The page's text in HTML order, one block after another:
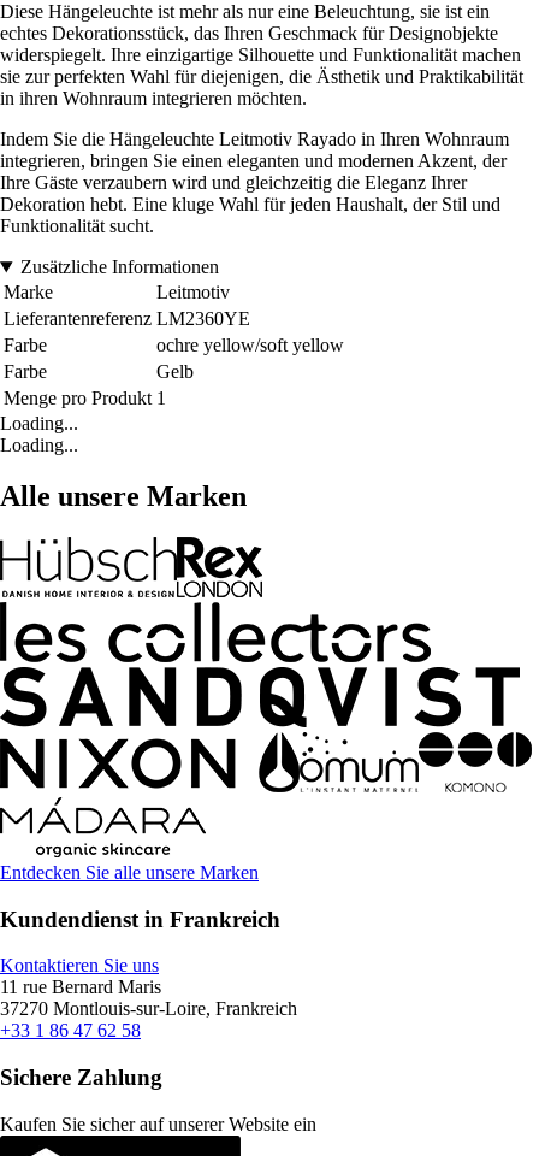
Diese Hängeleuchte ist mehr als nur eine Beleuchtung, sie ist ein
echtes Dekorationsstück, das Ihren Geschmack für Designobjekte
widerspiegelt. Ihre einzigartige Silhouette und Funktionalität machen
sie zur perfekten Wahl für diejenigen, die Ästhetik und Praktikabilität
in ihren Wohnraum integrieren möchten.
Indem Sie die Hängeleuchte Leitmotiv Rayado in Ihren Wohnraum
integrieren, bringen Sie einen eleganten und modernen Akzent, der
Ihre Gäste verzaubern wird und gleichzeitig die Eleganz Ihrer
Dekoration hebt. Eine kluge Wahl für jeden Haushalt, der Stil und
Funktionalität sucht.
Zusätzliche Informationen
Marke
Leitmotiv
Lieferantenreferenz LM2360YE
Farbe
ochre yellow/soft yellow
Farbe
Gelb
Menge pro Produkt 1
Loading...
Loading...
Alle unsere Marken
Entdecken Sie alle unsere Marken
Kundendienst in Frankreich
Kontaktieren Sie uns
11 rue Bernard Maris
37270 Montlouis-sur-Loire, Frankreich
+33 1 86 47 62 58
Sichere Zahlung
Kaufen Sie sicher auf unserer Website ein